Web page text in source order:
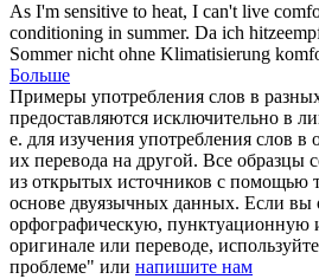
As I'm sensitive to heat, I can't live
conditioning in summer. Da ich
Sommer nicht ohne Klimatisierung
Больше
Примеры употребления слов в
предоставляются исключительно в
е. для изучения употребления слов в
их перевода на другой. Все образцы
из открытых источников с помощью
основе двуязычных данных. Если вы
орфографическую,
оригинале или переводе,
проблеме" или напишите нам